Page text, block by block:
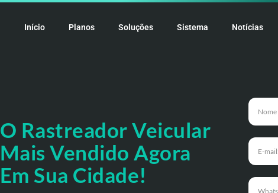
Início Planos Soluções Sistema Notícias
O RastreadorVeicular
Mais Vendido Agora
Em Sua Cidade!